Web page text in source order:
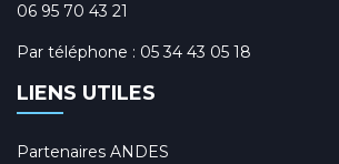
06 95 70 43 21
Par téléphone : 05 34 43 05 18
LIENS UTILES
Partenaires ANDES